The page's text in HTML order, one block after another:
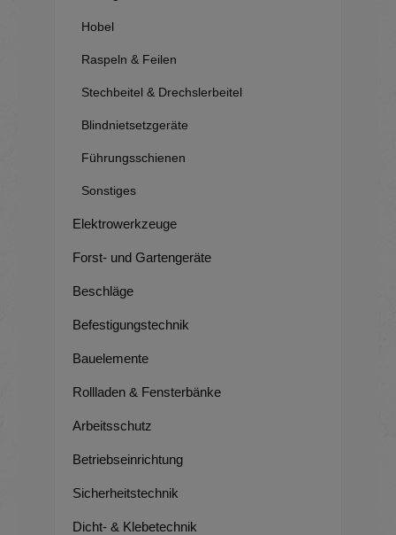
Hobel
Raspeln & Feilen
Stechbeitel & Drechslerbeitel
Blindnietsetzgeräte
Führungsschienen
Sonstiges
Elektrowerkzeuge
Forst- und Gartengeräte
Beschläge
Befestigungstechnik
Bauelemente
Rollladen & Fensterbänke
Arbeitsschutz
Betriebseinrichtung
Sicherheitstechnik
Dicht- & Klebetechnik